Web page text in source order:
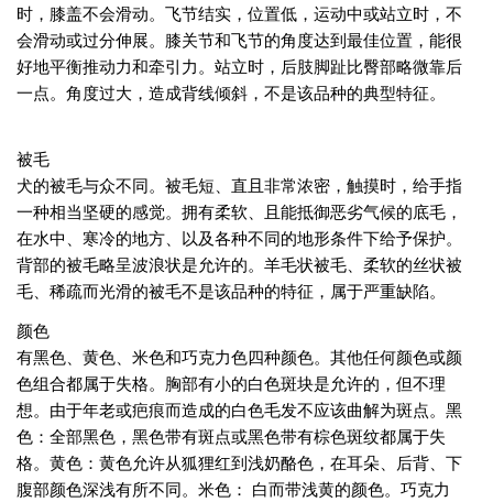
时，膝盖不会滑动。飞节结实，位置低，运动中或站立时，不
会滑动或过分伸展。膝关节和飞节的角度达到最佳位置，能很
好地平衡推动力和牵引力。站立时，后肢脚趾比臀部略微靠后
一点。角度过大，造成背线倾斜，不是该品种的典型特征。
被毛
犬的被毛与众不同。被毛短、直且非常浓密，触摸时，给手指
一种相当坚硬的感觉。拥有柔软、且能抵御恶劣气候的底毛，
在水中、寒冷的地方、以及各种不同的地形条件下给予保护。
背部的被毛略呈波浪状是允许的。羊毛状被毛、柔软的丝状被
毛、稀疏而光滑的被毛不是该品种的特征，属于严重缺陷。
颜色
有黑色、黄色、米色和巧克力色四种颜色。其他任何颜色或颜
色组合都属于失格。胸部有小的白色斑块是允许的，但不理
想。由于年老或疤痕而造成的白色毛发不应该曲解为斑点。黑
色：全部黑色，黑色带有斑点或黑色带有棕色斑纹都属于失
格。黄色：黄色允许从狐狸红到浅奶酪色，在耳朵、后背、下
腹部颜色深浅有所不同。米色： 白而带浅黄的颜色。巧克力